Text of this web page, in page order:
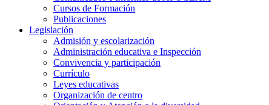
Cursos de Formación
Publicaciones
Legislación
Admisión y escolarización
Administración educativa e Inspección
Convivencia y participación
Currículo
Leyes educativas
Organización de centro